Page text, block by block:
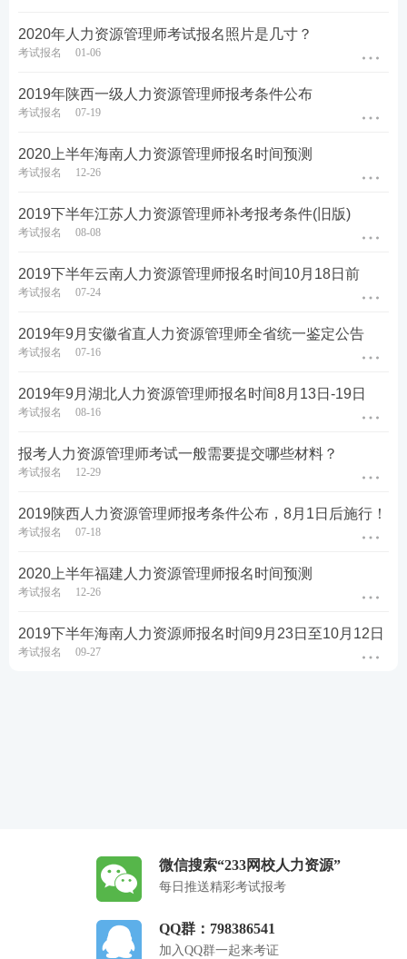
2020年人力资源管理师考试报名照片是几寸？
考试报名 01-06
2019年陕西一级人力资源管理师报考条件公布
考试报名 07-19
2020上半年海南人力资源管理师报名时间预测
考试报名 12-26
2019下半年江苏人力资源管理师补考报考条件(旧版)
考试报名 08-08
2019下半年云南人力资源管理师报名时间10月18日前
考试报名 07-24
2019年9月安徽省直人力资源管理师全省统一鉴定公告
考试报名 07-16
2019年9月湖北人力资源管理师报名时间8月13日-19日
考试报名 08-16
报考人力资源管理师考试一般需要提交哪些材料？
考试报名 12-29
2019陕西人力资源管理师报考条件公布，8月1日后施行！
考试报名 07-18
2020上半年福建人力资源管理师报名时间预测
考试报名 12-26
2019下半年海南人力资源师报名时间9月23日至10月12日
考试报名 09-27
微信搜索“233网校人力资源”
每日推送精彩考试报考
QQ群：798386541
加入QQ群一起来考证